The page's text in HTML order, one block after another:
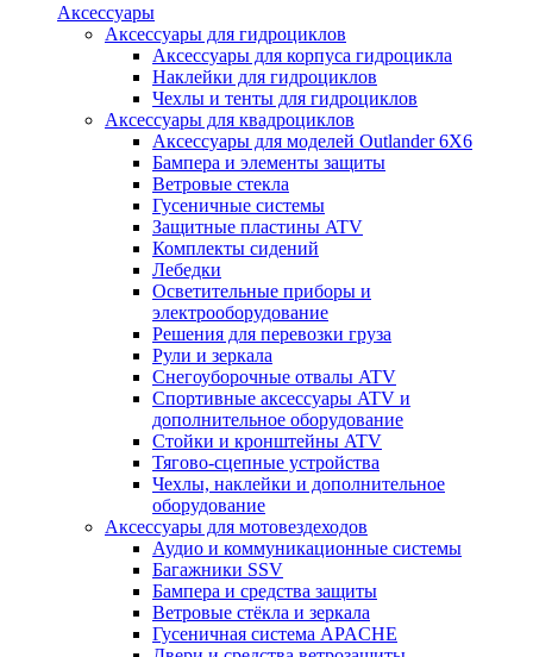
Аксессуары
Аксессуары для гидроциклов
Аксессуары для корпуса гидроцикла
Наклейки для гидроциклов
Чехлы и тенты для гидроциклов
Аксессуары для квадроциклов
Аксессуары для моделей Outlander 6X6
Бампера и элементы защиты
Ветровые стекла
Гусеничные системы
Защитные пластины ATV
Комплекты сидений
Лебедки
Осветительные приборы и
электрооборудование
Решения для перевозки груза
Рули и зеркала
Снегоуборочные отвалы ATV
Спортивные аксессуары ATV и
дополнительное оборудование
Стойки и кронштейны ATV
Тягово-сцепные устройства
Чехлы, наклейки и дополнительное
оборудование
Аксессуары для мотовездеходов
Аудио и коммуникационные системы
Багажники SSV
Бампера и средства защиты
Ветровые стёкла и зеркала
Гусеничная система APACHE